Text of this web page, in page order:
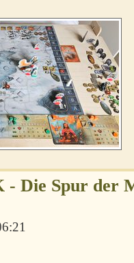
- Die Spur der